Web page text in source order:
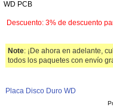
WD PCB
Descuento: 3% de descuento
Note: ¡De ahora en adelante,
todos los paquetes con envío
Placa Disco Duro WD